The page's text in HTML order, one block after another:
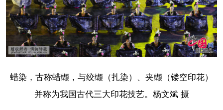
蜡染，古称蜡缬，与绞缬（扎染）、夹缬（镂空印花）
并称为我国古代三大印花技艺。杨文斌 摄